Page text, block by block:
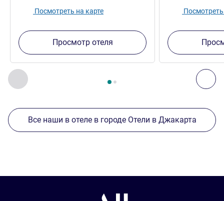
Назад - Другие отели поблизости
Страница , Другие отели поблизости 1 :, Другие
Посмотреть на карте
Просмотр отеля
Посмотреть
Все наши в отеле в городе Отели в Джакарта